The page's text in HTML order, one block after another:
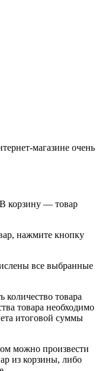
магазине очень
корзину — товар
нажмите кнопку
все выбранные
товара
товара необходимо
итоговой суммы
можно произвести
из корзины, либо